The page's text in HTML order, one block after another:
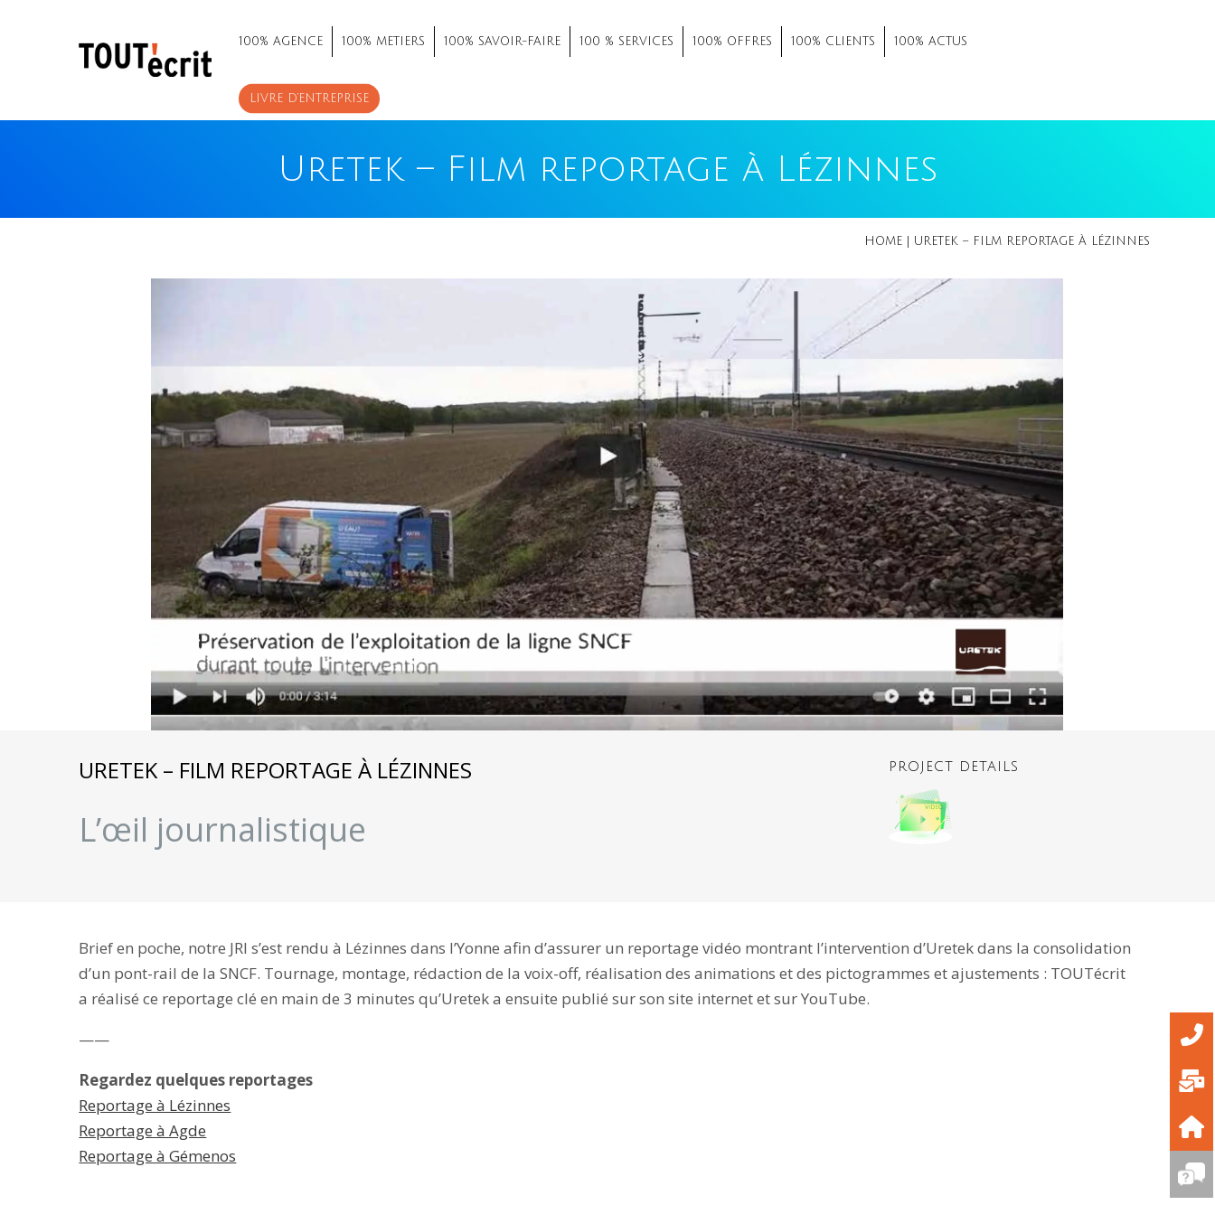
100% AGENCE 100% METIERS 100% SAVOIR-FAIRE 100 % SERVICES 100% OFFRES 100% CLIENTS 100% ACTUS
LIVRE D’ENTREPRISE
Uretek – Film reportage à Lézinnes
HOME| URETEK – FILM REPORTAGE À LÉZINNES
URETEK – FILM REPORTAGE À LÉZINNES
L’œil journalistique
PROJECT DETAILS
Brief en poche, notre JRI s’est rendu à Lézinnes dans l’Yonne afin d’assurer un reportage vidéo montrant l’intervention d’Uretek dans la consolidation
d’un pont-rail de la SNCF. Tournage, montage, rédaction de la voix-off, réalisation des animations et des pictogrammes et ajustements : TOUTécrit
a réalisé ce reportage clé en main de 3 minutes qu’Uretek a ensuite publié sur son site internet et sur YouTube.
——
Regardez quelques reportages
Reportage à Lézinnes
Reportage à Agde
Reportage à Gémenos